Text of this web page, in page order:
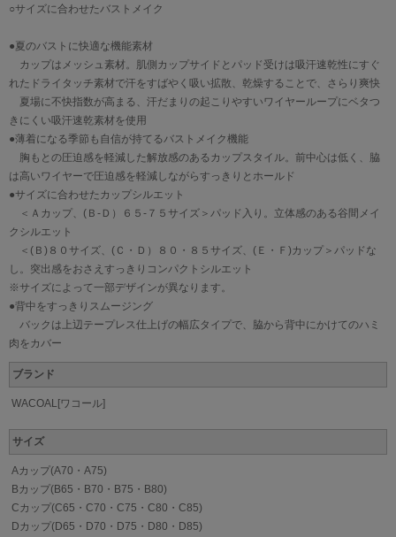
○サイズに合わせたバストメイク
●夏のバストに快適な機能素材
カップはメッシュ素材。肌側カップサイドとパッド受けは吸汗速乾性にすぐ
れたドライタッチ素材で汗をすばやく吸い拡散、乾燥することで、さらり爽快
夏場に不快指数が高まる、汗だまりの起こりやすいワイヤーループにベタつ
きにくい吸汗速乾素材を使用
●薄着になる季節も自信が持てるバストメイク機能
胸もとの圧迫感を軽減した解放感のあるカップスタイル。前中心は低く、脇
は高いワイヤーで圧迫感を軽減しながらすっきりとホールド
●サイズに合わせたカップシルエット
＜Ａカップ、(Ｂ-Ｄ）６５-７５サイズ＞パッド入り。立体感のある谷間メイ
クシルエット
＜(Ｂ)８０サイズ、(Ｃ・Ｄ）８０・８５サイズ、(Ｅ・Ｆ)カップ＞パッドな
し。突出感をおさえすっきりコンパクトシルエット
※サイズによって一部デザインが異なります。
●背中をすっきりスムージング
バックは上辺テープレス仕上げの幅広タイプで、脇から背中にかけてのハミ
肉をカバー
ブランド
WACOAL[ワコール]
サイズ
Aカップ(A70・A75)
Bカップ(B65・B70・B75・B80)
Cカップ(C65・C70・C75・C80・C85)
Dカップ(D65・D70・D75・D80・D85)